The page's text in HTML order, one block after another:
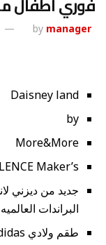
by manager
Daisney land
by
More&More
Maker’s
جديد من ديزني
البراندات
طقم ولادي adidas